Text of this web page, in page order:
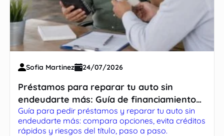
Sofia Martinez 24/07/2026
Préstamos para reparar tu auto sin
endeudarte más: Guía de financiamiento
inteligente
Guía para pedir préstamos y reparar tu auto sin
endeudarte más: compara opciones, evita créditos
rápidos y riesgos del título, paso a paso.